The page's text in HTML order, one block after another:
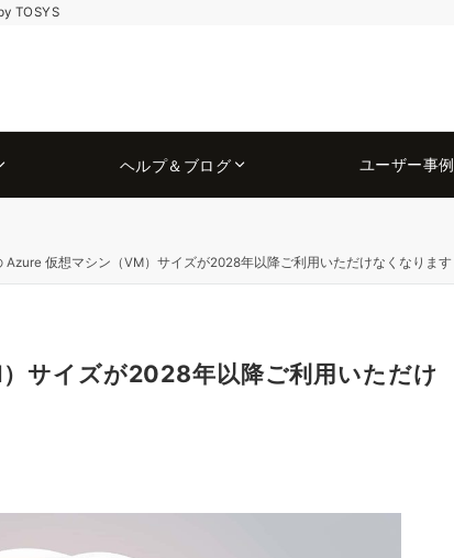
TOSYS
ヘルプ＆ブログ ユーザー事例
Azure 仮想マシン（VM）サイズが2028年以降ご利用いただけなくなります
サイズが2028年以降ご利用いただけ